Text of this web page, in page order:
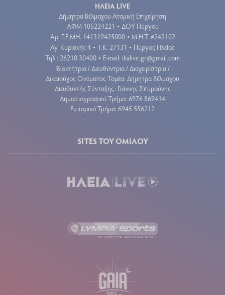
ΗΛΕΙΑ LIVE
Δήμητρα Βέλμαχου Ατομική Επιχείρηση
ΑΦΜ 105224221 • ΔΟΥ Πύργου
Aρ. Γ.Ε.ΜΗ. 141319425000 • Μ.Η.Τ. #242102
Αγ. Κυριακής 4 • Τ.Κ. 27131 • Πύργος Ηλείας
Τηλ.: 26210 30400 • E-mail: ilialive.gr@gmail.com
Ιδιοκτήτρια / Διευθύντρια / Διαχειρίστρια /
Δικαιούχος Ονόματος Τομέα: Δήμητρα Βέλμαχου
Διευθυντής Σύνταξης: Γιάννης Σπυρούνης
Δημοσιογραφικό Τμήμα: 6976 869414
Εμπορικό Τμήμα: 6945 556212
SITES ΤΟΥ ΟΜΙΛΟΥ